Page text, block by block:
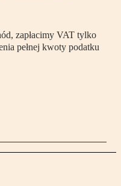
zapłacimy VAT tylko
pełnej kwoty podatku